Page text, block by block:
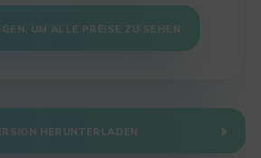
UM ALLE PREISE ZU SEHEN
HERUNTERLADEN